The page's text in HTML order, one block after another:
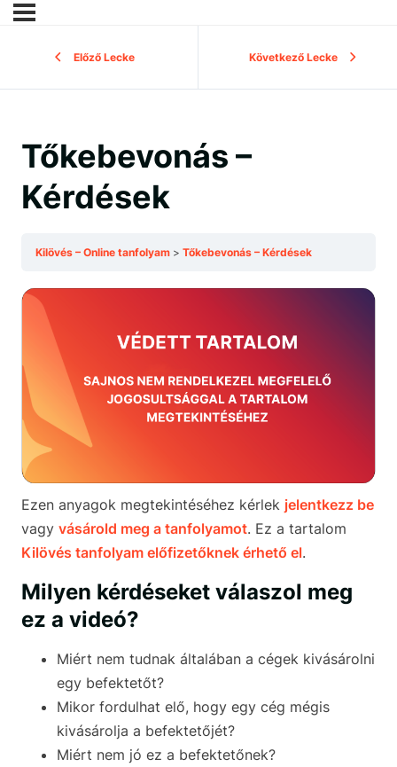
Előző Lecke Következő Lecke
Tőkebevonás –
Kérdések
Kilövés – Online tanfolyam Tőkebevonás – Kérdések
Ezen anyagok megtekintéséhez kérlek jelentkezz be
vagy vásárold meg a tanfolyamot. Ez a tartalom
Kilövés tanfolyam előfizetőknek érhető el.
Milyen kérdéseket válaszol meg
ez a videó?
Miért nem tudnak általában a cégek kivásárolni
egy befektetőt?
Mikor fordulhat elő, hogy egy cég mégis
kivásárolja a befektetőjét?
Miért nem jó ez a befektetőnek?